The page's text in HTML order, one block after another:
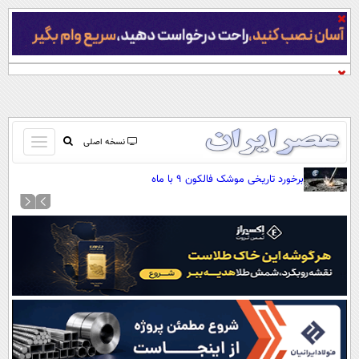
نسخه اصلی
باز
و
کردن
صفحه اول
نظرسنجی
آب و هوا
اوقات شرعی
پیوند ها
سواد زندگی
برخورد تاریخی موشک فالکون ۹ با ماه